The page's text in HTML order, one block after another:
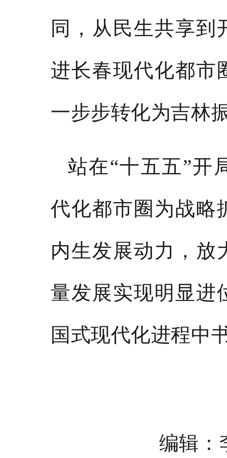
同，从民生共享到
进长春现代化都市
一步步转化为吉林
站在“十五五”开
代化都市圈为战略
内生发展动力，放
量发展实现明显进
国式现代化进程中
编辑